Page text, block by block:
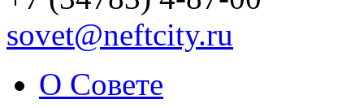
sovet@neftcity.ru
О Совете